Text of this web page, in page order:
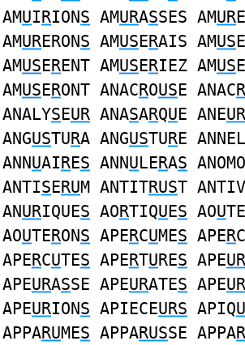
AMUIRIONS AMURASSES AMUR
AMURERONS AMUSERAIS AMUSE
AMUSERENT AMUSERIEZ AMUSE
AMUSERONT ANACROUSE ANAC
ANALYSEUR ANASARQUE ANEUR
ANGUSTURA ANGUSTURE ANNEL
ANNUAIRES ANNULERAS ANOMO
ANTISERUM ANTITRUST
ANURIQUES AORTIQUES AOUTE
AOUTERONS APERCUMES APERC
APERCUTES APERTURES APEUR
APEURASSE APEURATES APEUR
APEURIONS APIECEURS APIQU
APPARUMES APPARUSSE APPA